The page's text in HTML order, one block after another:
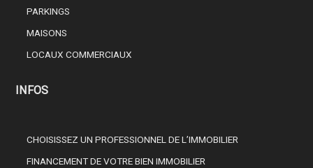
PARKINGS
MAISONS
LOCAUX COMMERCIAUX
INFOS
CHOISISSEZ UN PROFESSIONNEL DE L’IMMOBILIER
FINANCEMENT DE VOTRE BIEN IMMOBILIER